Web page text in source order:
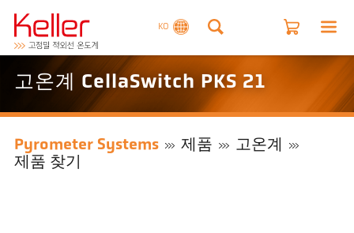
KO
고온계 CellaSwitch PKS 21
Pyrometer Systems 제품
고온계
제품 찾기